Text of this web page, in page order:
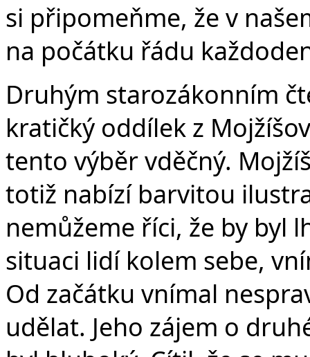
si připomeňme, že v
na počátku řádu
Druhým starozákonním
kratičký oddílek z
tento výběr vděčný.
totiž nabízí barvitou
nemůžeme říci, že by byl
situaci lidí kolem sebe,
Od začátku vnímal
udělat. Jeho zájem o